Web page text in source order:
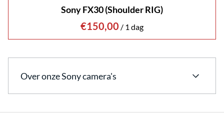
Sony FX30 (Shoulder RIG)
/
Over onze Sony camera's
Ontdek Ons Uitgebreide Aanbod aan Sony